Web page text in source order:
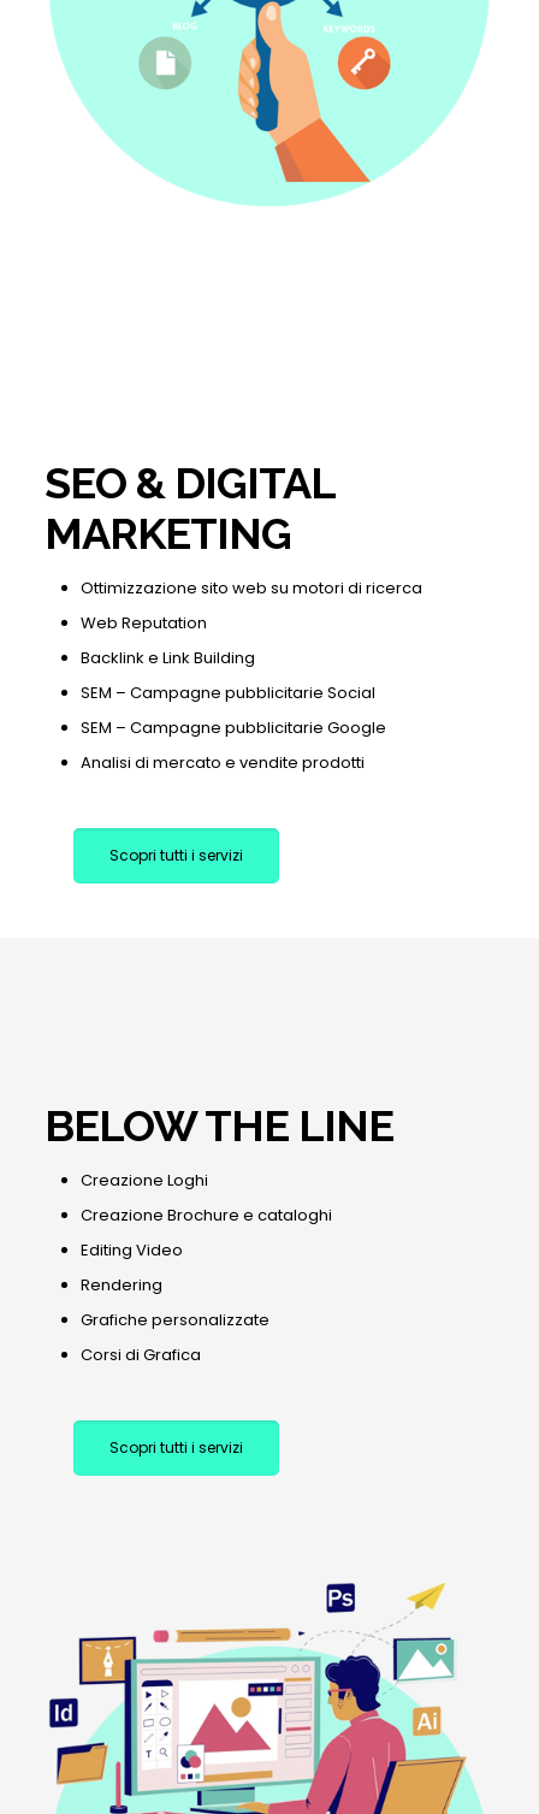
SEO & DIGITAL
MARKETING
Ottimizzazione sito web su motori di ricerca
Web Reputation
Backlink e Link Building
SEM – Campagne pubblicitarie Social
SEM – Campagne pubblicitarie Google
Analisi di mercato e vendite prodotti
Scopri tutti i servizi
BELOW THE LINE
Creazione Loghi
Creazione Brochure e cataloghi
Editing Video
Rendering
Grafiche personalizzate
Corsi di Grafica
Scopri tutti i servizi